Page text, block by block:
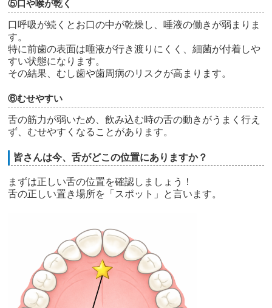
⑤口や喉が乾く
口呼吸が続くとお口の中が乾燥し、唾液の働きが弱まりま
す。
特に前歯の表面は唾液が行き渡りにくく、細菌が付着しや
すい状態になります。
その結果、むし歯や歯周病のリスクが高まります。
⑥むせやすい
舌の筋力が弱いため、飲み込む時の舌の動きがうまく行え
ず、むせやすくなることがあります。
皆さんは今、舌がどこの位置にありますか？
まずは正しい舌の位置を確認しましょう！
舌の正しい置き場所を「スポット」と言います。